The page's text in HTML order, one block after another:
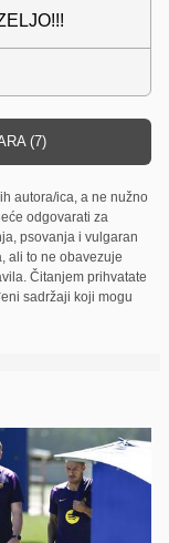
(7)
autora/ica, a ne nužno
odgovarati za
psovanja i vulgaran
ali to ne obavezuje
Čitanjem prihvatate
sadržaji koji mogu